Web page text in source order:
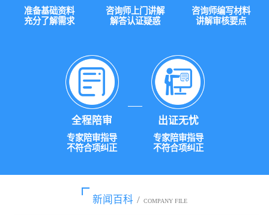
准备基础资料
充分了解需求
咨询师上门讲解
解答认证疑惑
咨询师编写材料
讲解审核要点
全程陪审
专家陪审指导
不符合项纠正
出证无忧
专家陪审指导
不符合项纠正
新闻百科 / COMPANY FILE